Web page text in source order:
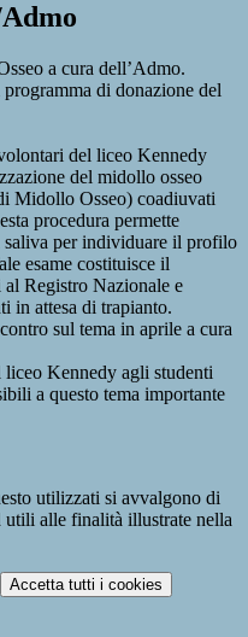
a cura dell’Admo.
di donazione del
del liceo Kennedy
del midollo osseo
Midollo Osseo) coadiuvati
procedura permette
saliva per individuare il profilo
esame costituisce il
al Registro Nazionale e
in attesa di trapianto.
sul tema in aprile a cura
Kennedy agli studenti
a questo tema importante
utilizzati si avvalgono di
utili alle finalità illustrate nella
Accetta tutti i cookies